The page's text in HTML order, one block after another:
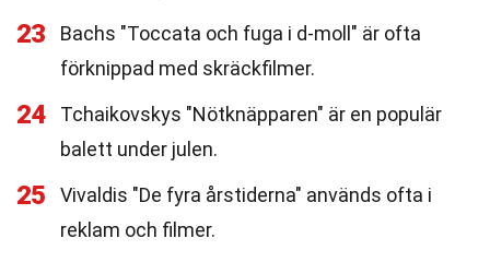
23
Bachs "Toccata och fuga i d-moll" är ofta
förknippad med skräckfilmer.
24
Tchaikovskys "Nötknäpparen" är en populär
balett under julen.
25
Vivaldis "De fyra årstiderna" används ofta i
reklam och filmer.